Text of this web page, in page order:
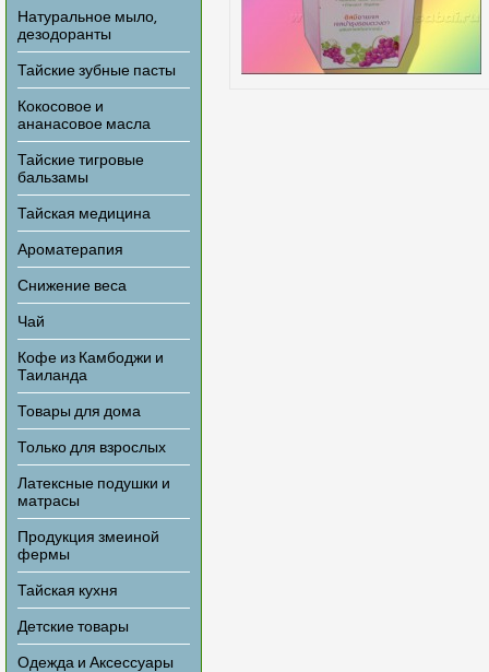
Натуральное мыло,
дезодоранты
Тайские зубные пасты
Кокосовое и
ананасовое масла
Тайские тигровые
бальзамы
Тайская медицина
Ароматерапия
Снижение веса
Чай
Кофе из Камбоджи и
Таиланда
Товары для дома
Только для взрослых
Латексные подушки и
матрасы
Продукция змеиной
фермы
Тайская кухня
Детские товары
Одежда и Аксессуары